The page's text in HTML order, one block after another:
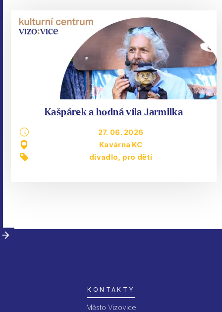
Kašpárek a hodná víla Jarmilka
27. 06. 2026
Kavárna KC
divadlo
pro děti
KONTAKTY
Město Vizovice